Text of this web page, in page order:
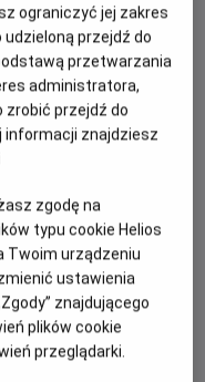
niespodzianek w
Budowniczy, cz.
dla dzieci. Jego akcja
ograniczyć jej zakres
przejdź do
przetwarzania
administratora,
zrobić przejdź do
informacji znajdziesz
zgodę na
typu cookie Helios
Twoim urządzeniu
ustawienia
znajdującego
plików cookie
przeglądarki.